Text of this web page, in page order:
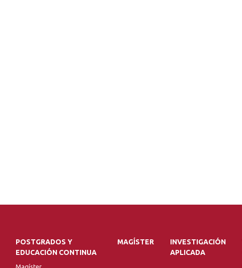
POSTGRADOS Y
EDUCACIÓN CONTINUA
Magíster
MAGÍSTER
INVESTIGACIÓN
APLICADA